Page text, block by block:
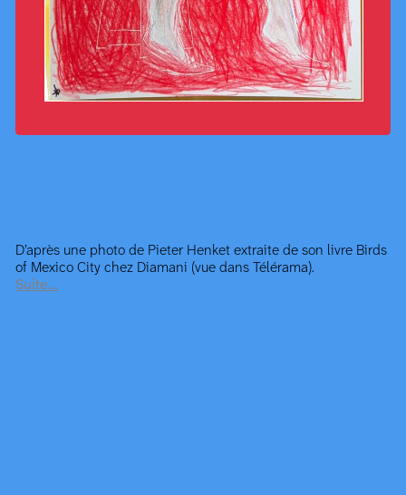
D’après une photo de Pieter Henket extraite de son livre Birds
of Mexico City chez Diamani (vue dans Télérama).
Suite…